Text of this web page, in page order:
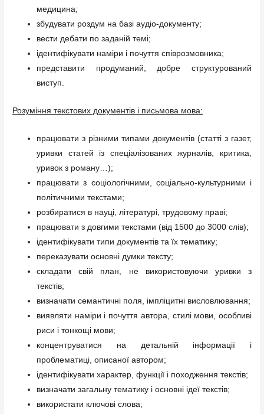
медицина;
збудувати роздум на базі аудіо-документу;
вести дебати по заданій темі;
ідентифікувати наміри і почуття співрозмовника;
представити продуманий, добре структурований
виступ.
Розуміння текстових документів і письмова мова:
працювати з різними типами документів (статті з газет,
уривки статей із спеціалізованих журналів, критика,
уривок з роману…);
працювати з соціологічними, соціально-культурними і
політичними текстами;
розбиратися в науці, літературі, трудовому праві;
працювати з довгими текстами (від 1500 до 3000 слів);
ідентифікувати типи документів та їх тематику;
переказувати основні думки тексту;
складати свій план, не використовуючи уривки з
текстів;
визначати семантичні поля, імпліцитні висловлювання;
виявляти наміри і почуття автора, стилі мови, особливі
риси і тонкощі мови;
концентруватися на детальній інформації і
проблематиці, описаної автором;
ідентифікувати характер, функції і походження текстів;
визначати загальну тематику і основні ідеї текстів;
використати ключові слова;